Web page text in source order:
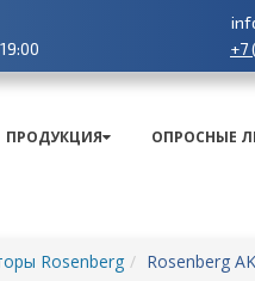
+7
ПРОДУКЦИЯ ОПРОСНЫЕ
Rosenberg Rosenberg